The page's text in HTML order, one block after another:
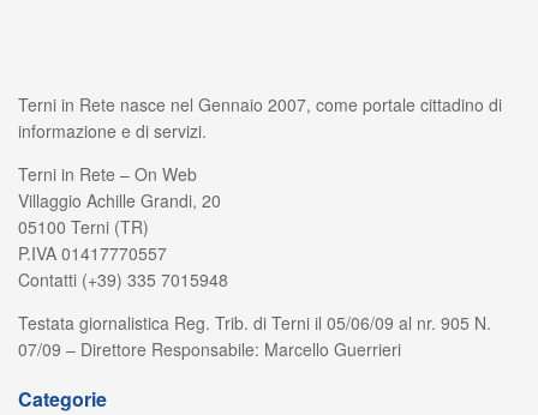
Terni in Rete nasce nel Gennaio 2007, come portale cittadino di
informazione e di servizi.
Terni in Rete – On Web
Villaggio Achille Grandi, 20
05100 Terni (TR)
P.IVA 01417770557
Contatti (+39) 335 7015948
Testata giornalistica Reg. Trib. di Terni il 05/06/09 al nr. 905 N.
07/09 – Direttore Responsabile: Marcello Guerrieri
Categorie